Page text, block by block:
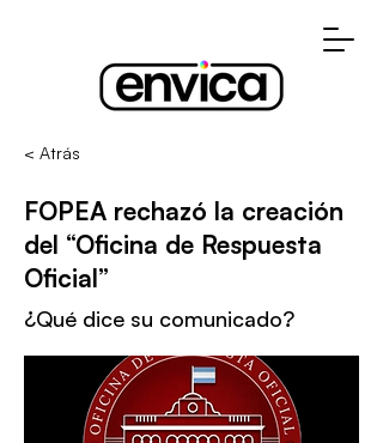
< Atrás
FOPEA rechazó la creación
del “Oficina de Respuesta
Oficial”
¿Qué dice su comunicado?